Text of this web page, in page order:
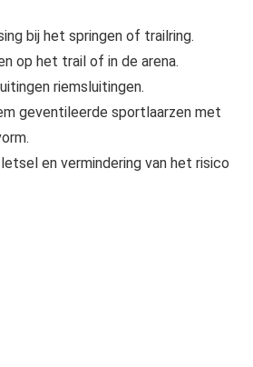
bij het springen of trailring.
op het trail of in de arena.
riemsluitingen.
geventileerde sportlaarzen met
en vermindering van het risico